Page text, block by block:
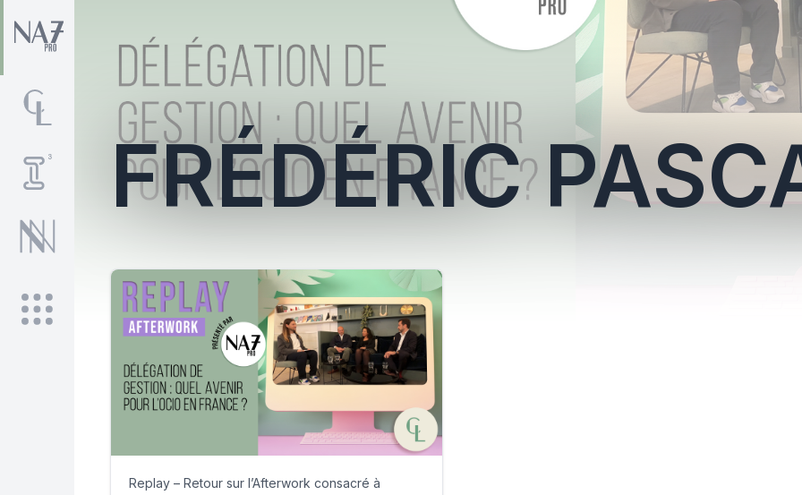
FRÉDÉRIC
Replay – Retour sur l’Afterwork consacré à